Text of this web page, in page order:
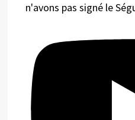
n'avons pas signé le